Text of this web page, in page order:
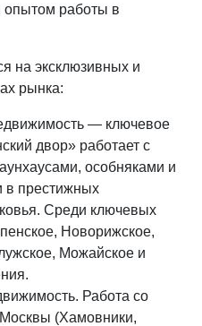
опытом работы в
на эксклюзивных и
рынка:
— ключевое
двор» работает с
особняками и
в престижных
Среди ключевых
Новорижское,
Можайское и
Работа со
(Хамовники,